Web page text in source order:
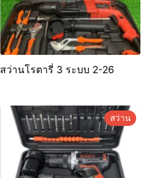
สว่านโรตารี่ 3 ระบบ 2-26
สว่าน